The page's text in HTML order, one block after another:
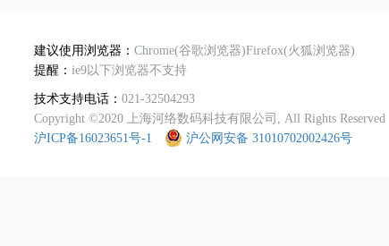
建议使用浏览器：Chrome(谷歌浏览器)Firefox(火狐浏览器)
提醒：ie9以下浏览器不支持
技术支持电话：021-32504293
Copyright ©2020 上海河络数码科技有限公司, All Rights Reserved
沪ICP备16023651号-1
沪公网安备 31010702002426号